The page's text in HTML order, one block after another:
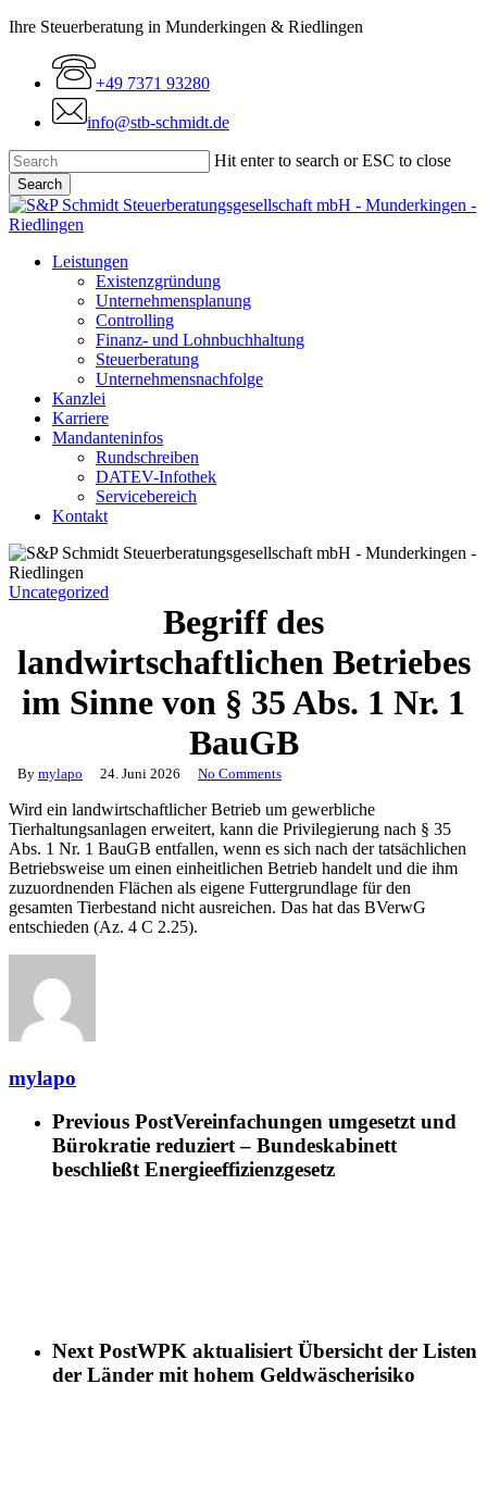
Skip
content
Ihre Steuerberatung in Munderkingen & Riedlingen
+49 7371 93280
info@stb-schmidt.de
Hit enter to search or ESC to close
Search
Close
Search
Menu
Leistungen
Existenzgründung
Unternehmensplanung
Controlling
Finanz- und Lohnbuchhaltung
Steuerberatung
Unternehmensnachfolge
Kanzlei
Karriere
Mandanteninfos
Rundschreiben
DATEV-Infothek
Servicebereich
Kontakt
Uncategorized
Begriff des
landwirtschaftlichen Betriebes
im Sinne von § 35 Abs. 1 Nr. 1
BauGB
By mylapo 24. Juni 2026 No Comments
Wird ein landwirtschaftlicher Betrieb um gewerbliche
Tierhaltungsanlagen erweitert, kann die Privilegierung nach § 35
Abs. 1 Nr. 1 BauGB entfallen, wenn es sich nach der tatsächlichen
Betriebsweise um einen einheitlichen Betrieb handelt und die ihm
zuzuordnenden Flächen als eigene Futtergrundlage für den
gesamten Tierbestand nicht ausreichen. Das hat das BVerwG
entschieden (Az. 4 C 2.25).
mylapo
Previous PostVereinfachungen umgesetzt und
Bürokratie reduziert – Bundeskabinett
beschließt Energieeffizienzgesetz
Next PostWPK aktualisiert Übersicht der Listen
der Länder mit hohem Geldwäscherisiko